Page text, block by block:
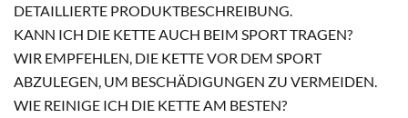
DETAILLIERTE PRODUKTBESCHREIBUNG.
KANN ICH DIE KETTE AUCH BEIM SPORT TRAGEN?
WIR EMPFEHLEN, DIE KETTE VOR DEM SPORT
ABZULEGEN, UM BESCHÄDIGUNGEN ZU VERMEIDEN.
WIE REINIGE ICH DIE KETTE AM BESTEN?